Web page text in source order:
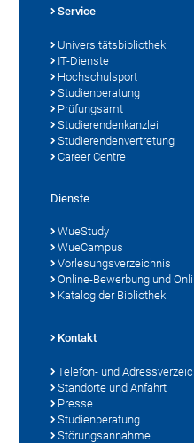
Service
Universitätsbibliothek
IT-Dienste
Hochschulsport
Studienberatung
Prüfungsamt
Studierendenkanzlei
Studierendenvertretung
Career Centre
Dienste
WueStudy
WueCampus
Vorlesungsverzeichnis
Online-Bewerbung und
Katalog der Bibliothek
Kontakt
Telefon- und
Standorte und Anfahrt
Presse
Studienberatung
Störungsannahme